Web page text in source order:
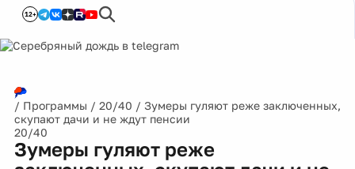
12+
/ Программы / 20/40 / Зумеры гуляют реже заключенных,
скупают дачи и не ждут пенсии
20/40
Зумеры гуляют реже